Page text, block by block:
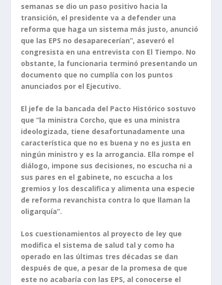
semanas se dio un paso positivo hacia la
transición, el presidente va a defender una
reforma que haga un sistema más justo, anunció
que las EPS no desaparecerían”, aseveró el
congresista en una entrevista con El Tiempo. No
obstante, la funcionaria terminó presentando un
documento que no cumplía con los puntos
anunciados por el Ejecutivo.
El jefe de la bancada del Pacto Histórico sostuvo
que “la ministra Corcho, que es una ministra
ideologizada, tiene desafortunadamente una
característica que no es buena y no es justa en
ningún ministro y es la arrogancia. Ella rompe el
diálogo, impone sus decisiones, no escucha ni a
sus pares en el gabinete, no escucha a los
gremios y los descalifica y alimenta una especie
de reforma revanchista contra lo que llaman la
oligarquía”.
Los cuestionamientos al proyecto de ley que
modifica el sistema de salud tal y como ha
operado en las últimas tres décadas se dan
después de que, a pesar de la promesa de que
este no acabaría con las EPS, al conocerse el